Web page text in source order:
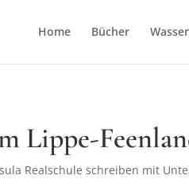
Home Bücher
Lippe-
Realschule schreiben mit